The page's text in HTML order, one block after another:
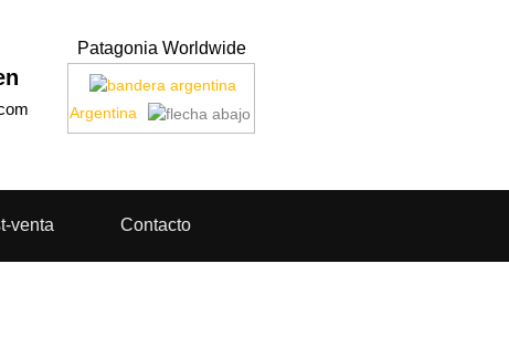
Patagonia Worldwide
Argentina
venta Contacto